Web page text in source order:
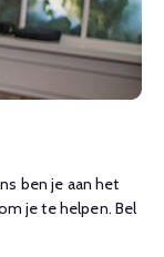
ben je aan het
je te helpen. Bel